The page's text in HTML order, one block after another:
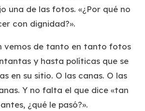
una de las fotos. «¿Por qué no
con dignidad?».
vemos de tanto en tanto fotos
y hasta políticas que se
en su sitio. O las canas. O las
Y no falta el que dice «tan
¿qué le pasó?».